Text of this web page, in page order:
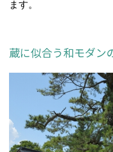
ます。
蔵に似合う和モダン